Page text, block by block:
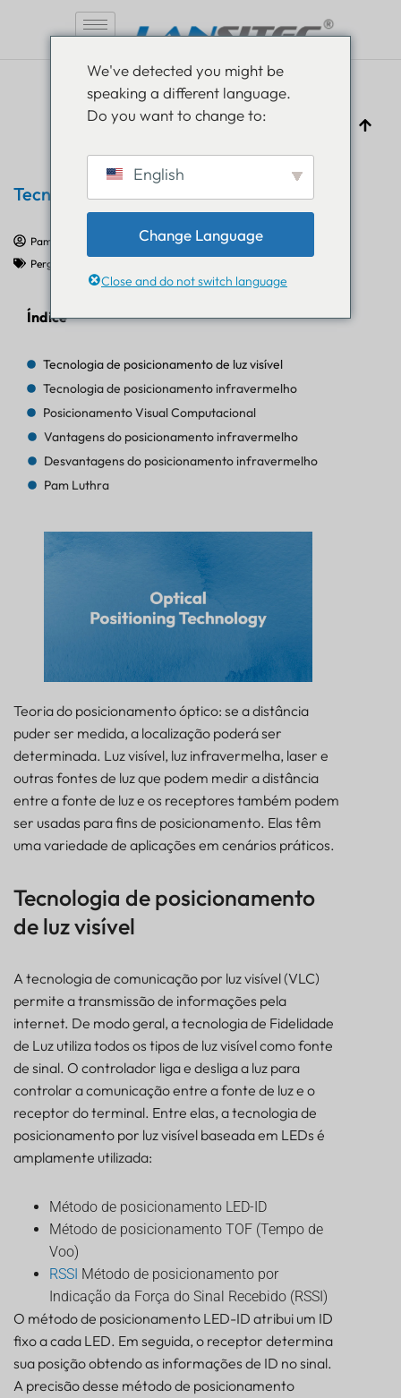
Tecnologia de Posicionamento Óptico
Pam Luthra
7 de agosto de 2025
Perguntas frequentes sobre IoT
Índice
Tecnologia de posicionamento de luz visível
Tecnologia de posicionamento infravermelho
Posicionamento Visual Computacional
Vantagens do posicionamento infravermelho
Desvantagens do posicionamento infravermelho
Pam Luthra
Teoria do posicionamento óptico: se a distância
puder ser medida, a localização poderá ser
determinada. Luz visível, luz infravermelha, laser e
outras fontes de luz que podem medir a distância
entre a fonte de luz e os receptores também podem
ser usadas para fins de posicionamento. Elas têm
uma variedade de aplicações em cenários práticos.
Tecnologia de posicionamento
de luz visível
A tecnologia de comunicação por luz visível (VLC)
permite a transmissão de informações pela
internet. De modo geral, a tecnologia de Fidelidade
de Luz utiliza todos os tipos de luz visível como fonte
de sinal. O controlador liga e desliga a luz para
controlar a comunicação entre a fonte de luz e o
receptor do terminal. Entre elas, a tecnologia de
posicionamento por luz visível baseada em LEDs é
amplamente utilizada:
Método de posicionamento LED-ID
Método de posicionamento TOF (Tempo de
Voo)
RSSI Método de posicionamento por
Indicação da Força do Sinal Recebido (RSSI)
O método de posicionamento LED-ID atribui um ID
fixo a cada LED. Em seguida, o receptor determina
sua posição obtendo as informações de ID no sinal.
A precisão desse método de posicionamento
We've detected you might be
speaking a different language.
Do you want to change to:
English
Change Language
Close and do not switch language